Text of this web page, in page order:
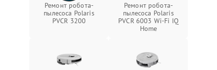
Ремонт робота-
пылесоса Polaris
PVCR 3200
Ремонт робота-
пылесоса Polaris
PVCR 6003 Wi-Fi IQ
Home